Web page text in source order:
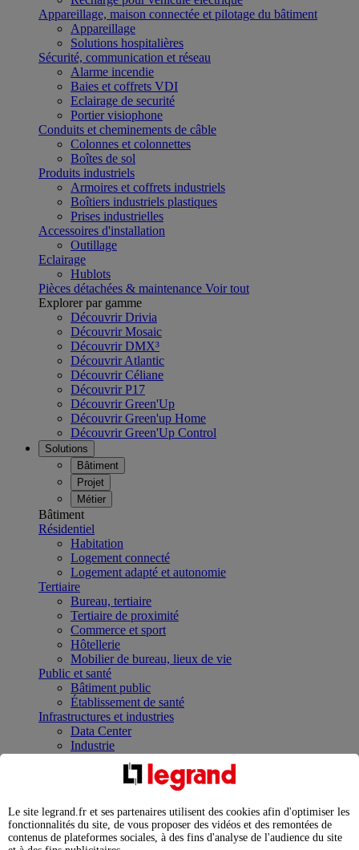
Appareillage, maison connectée et pilotage du bâtiment
Appareillage
Solutions hospitalières
Sécurité, communication et réseau
Alarme incendie
Baies et coffrets VDI
Eclairage de securité
Portier visiophone
Conduits et cheminements de câble
Colonnes et colonnettes
Boîtes de sol
Produits industriels
Armoires et coffrets industriels
Boîtiers industriels plastiques
Prises industrielles
Accessoires d'installation
Outillage
Eclairage
Hublots
Pièces détachées & maintenance Voir tout
Explorer par gamme
Découvrir Drivia
Découvrir Mosaic
Découvrir DMX³
Découvrir Atlantic
Découvrir Céliane
Découvrir P17
Découvrir Green'Up
Découvrir Green'up Home
Découvrir Green'Up Control
Solutions
Bâtiment
Projet
Métier
Bâtiment
Résidentiel
Habitation
Logement connecté
Logement adapté et autonomie
Tertiaire
Bureau, tertiaire
Tertiaire de proximité
Commerce et sport
Hôtellerie
Mobilier de bureau, lieux de vie
Public et santé
Bâtiment public
Établissement de santé
Infrastructures et industries
Data Center
Industrie
Infrastructures
Contrôler et planifier le fonctionnement des appareils
Répartir et optimiser son tableau électrique
Legrand Data Center Solutions : concentrer les
expertises au service de vos performances
Le site legrand.fr et ses partenaires utilisent des cookies afin d'optimiser les
fonctionnalités du site, de vous proposer des vidéos et des remontées de
contenus de plateformes sociales, à des fins d'analyse de l'audience du site